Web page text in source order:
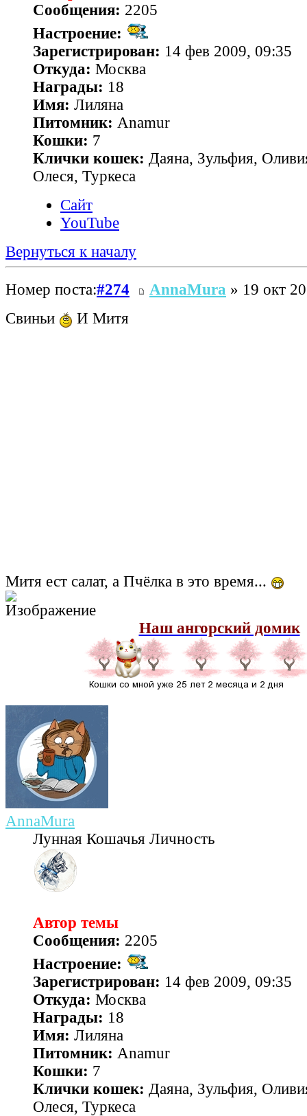
Сообщения: 2205
Настроение:
Зарегистрирован: 14 фев 2009, 09:35
Откуда: Москва
Награды: 18
Имя: Лиляна
Питомник: Anamur
Кошки: 7
Клички кошек: Даяна, Зульфия,
Олеся, Туркеса
Сайт
YouTube
Вернуться к началу
Номер поста:#274 AnnaMura » 19 окт
Свиньи
И Митя
Митя ест салат, а Пчёлка в это время...
Наш ангорский домик
AnnaMura
Лунная Кошачья Личность
Автор темы
Сообщения: 2205
Настроение:
Зарегистрирован: 14 фев 2009, 09:35
Откуда: Москва
Награды: 18
Имя: Лиляна
Питомник: Anamur
Кошки: 7
Клички кошек: Даяна, Зульфия,
Олеся, Туркеса